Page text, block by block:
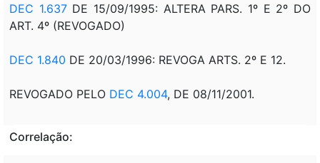
DEC 1.637 DE 15/09/1995: ALTERA PARS. 1º E 2º DO
ART. 4º (REVOGADO)
DEC 1.840 DE 20/03/1996: REVOGA ARTS. 2º E 12.
REVOGADO PELO DEC 4.004, DE 08/11/2001.
Correlação: